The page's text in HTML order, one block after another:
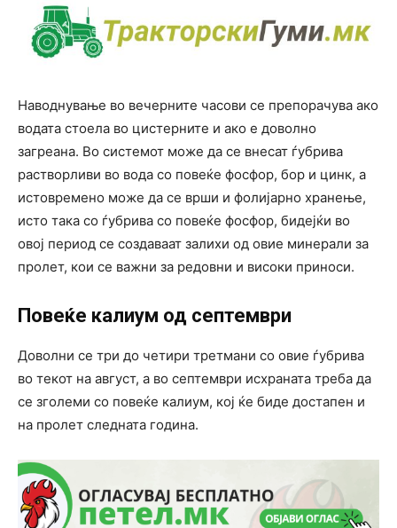
Наводнување во вечерните часови се препорачува ако
водата стоела во цистерните и ако е доволно
загреана. Во системот може да се внесат ѓубрива
растворливи во вода со повеќе фосфор, бор и цинк, а
истовремено може да се врши и фолијарно хранење,
исто така со ѓубрива со повеќе фосфор, бидејќи во
овој период се создаваат залихи од овие минерали за
пролет, кои се важни за редовни и високи приноси.
Повеќе калиум од септември
Доволни се три до четири третмани со овие ѓубрива
во текот на август, а во септември исхраната треба да
се зголеми со повеќе калиум, кој ќе биде достапен и
на пролет следната година.